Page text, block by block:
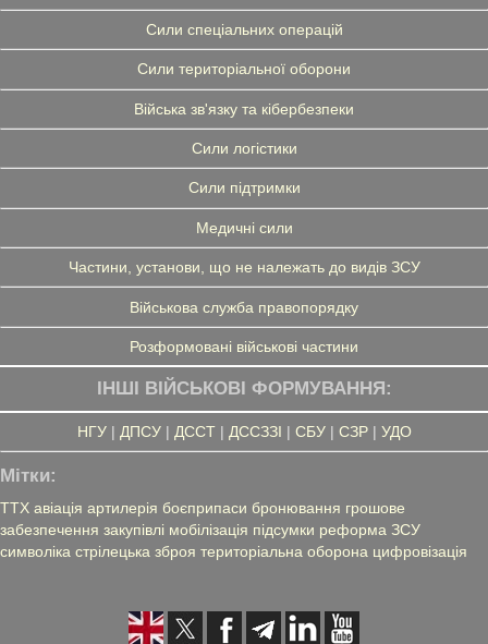
Сили спеціальних операцій
Сили територіальної оборони
Війська зв'язку та кібербезпеки
Сили логістики
Сили підтримки
Медичні сили
Частини, установи, що не належать до видів ЗСУ
Військова служба правопорядку
Розформовані військові частини
ІНШІ ВІЙСЬКОВІ ФОРМУВАННЯ:
НГУ| ДПСУ| ДССТ| ДССЗЗІ | СБУ| СЗР| УДО
Мітки:
ТТХ авіація артилерія боєприпаси бронювання грошове
забезпечення закупівлі мобілізація підсумки реформа ЗСУ
символіка стрілецька зброя територіальна оборона цифровізація